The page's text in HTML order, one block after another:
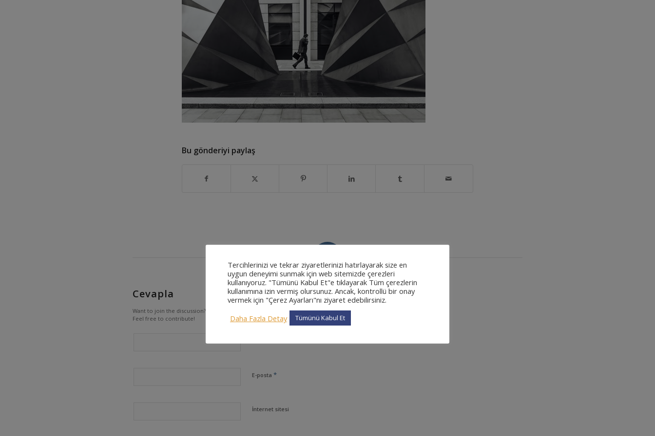
Bu gönderiyi paylaş
CEVAPLAR
Cevapla
Want to join the discussion?
Feel free to contribute!
E-posta *
İnternet sitesi
Tercihlerinizi ve tekrar ziyaretlerinizi hatırlayarak size en
uygun deneyimi sunmak için web sitemizde çerezleri
kullanıyoruz. "Tümünü Kabul Et"e tıklayarak Tüm çerezlerin
kullanımına izin vermiş olursunuz. Ancak, kontrollü bir onay
vermek için "Çerez Ayarları"nı ziyaret edebilirsiniz.
Daha Fazla Detay
Tümünü Kabul Et